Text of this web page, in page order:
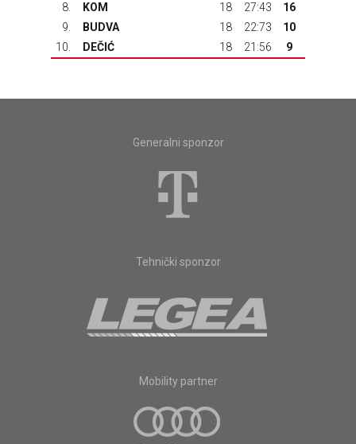
8.
KOM 18 27:43
16
9.
BUDVA 18 22:73
10
10.
DEČIĆ 18 21:56 9
Generalni sponzor
Tehnički sponzor
Mobility partner